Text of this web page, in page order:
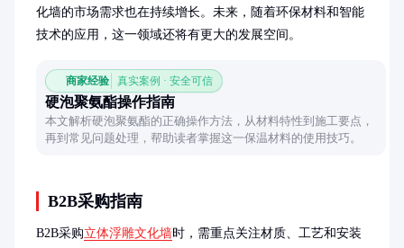
化墙的市场需求也在持续增长。未来，随着环保材料和智能
技术的应用，这一领域还将有更大的发展空间。
商家经验 真实案例 · 安全可信
硬泡聚氨酯操作指南
本文解析硬泡聚氨酯的正确操作方法，从材料特性到施工要点，
再到常见问题处理，帮助读者掌握这一保温材料的使用技巧。
B2B采购指南
B2B采购立体浮雕文化墙时，需重点关注材质、工艺和安装